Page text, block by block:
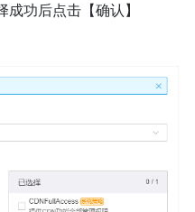
功后点击【确认】